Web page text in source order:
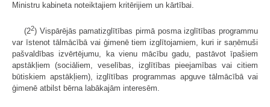
Ministru kabineta noteiktajiem kritērijiem un kārtībai.
(22) Vispārējās pamatizglītības pirmā posma izglītības programmu
var īstenot tālmācībā vai ģimenē tiem izglītojamiem, kuri ir saņēmuši
pašvaldības izvērtējumu, ka vienu mācību gadu, pastāvot īpašiem
apstākļiem (sociāliem, veselības, izglītības pieejamības vai citiem
būtiskiem apstākļiem), izglītības programmas apguve tālmācībā vai
ģimenē atbilst bērna labākajām interesēm.